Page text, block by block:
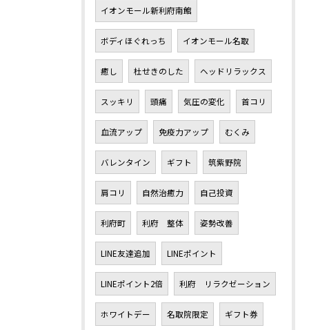
イオンモール新利府南館
ボディほぐれっち イオンモール名取
癒し 杜せきのした ヘッドリラックス
スッキリ 頭痛 気圧の変化 首コリ
血流アップ 免疫力アップ むくみ
バレンタイン ギフト 筑紫野院
肩コリ 自然治癒力 自己投資
利府町 利府 整体 姿勢改善
LINE友達追加 LINEポイント
LINEポイント2倍 利府 リラクゼーション
ホワイトデー 名取院限定 ギフト券